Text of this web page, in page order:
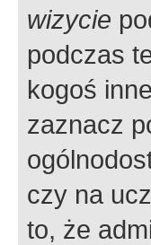
wizycie
podczas
kogoś
zaznacz
czy na
to, że